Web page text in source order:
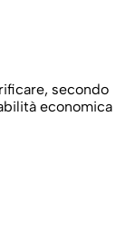
secondo
economica